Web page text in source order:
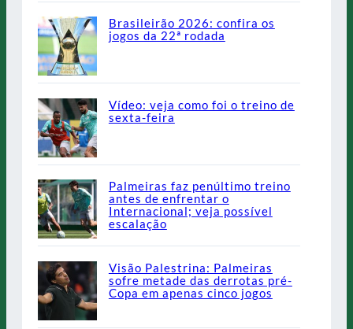
Brasileirão 2026: confira os
jogos da 22ª rodada
Vídeo: veja como foi o treino de
sexta-feira
Palmeiras faz penúltimo treino
antes de enfrentar o
Internacional; veja possível
escalação
Visão Palestrina: Palmeiras
sofre metade das derrotas pré-
Copa em apenas cinco jogos